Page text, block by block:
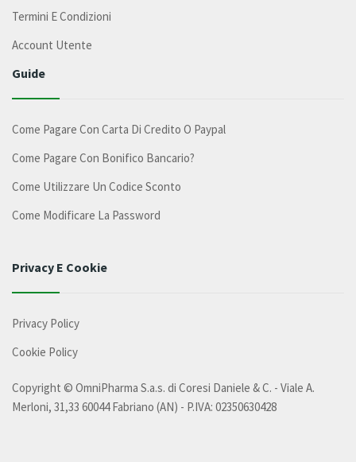
Termini E Condizioni
Account Utente
Guide
Come Pagare Con Carta Di Credito O Paypal
Come Pagare Con Bonifico Bancario?
Come Utilizzare Un Codice Sconto
Come Modificare La Password
Privacy E Cookie
Privacy Policy
Cookie Policy
Copyright © OmniPharma S.a.s. di Coresi Daniele & C. - Viale A.
Merloni, 31,33 60044 Fabriano (AN) - P.IVA: 02350630428